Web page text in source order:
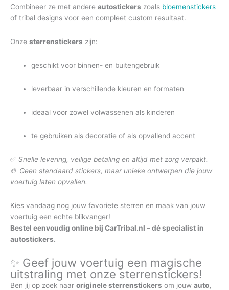
Combineer ze met andere autostickers zoals bloemenstickers
of tribal designs voor een compleet custom resultaat.
Onze sterrenstickers zijn:
geschikt voor binnen- en buitengebruik
leverbaar in verschillende kleuren en formaten
ideaal voor zowel volwassenen als kinderen
te gebruiken als decoratie of als opvallend accent
✅ Snelle levering, veilige betaling en altijd met zorg verpakt.
🎨 Geen standaard stickers, maar unieke ontwerpen die jouw
voertuig laten opvallen.
Kies vandaag nog jouw favoriete sterren en maak van jouw
voertuig een echte blikvanger!
Bestel eenvoudig online bij CarTribal.nl – dé specialist in
autostickers.
✨ Geef jouw voertuig een magische
uitstraling met onze sterrenstickers!
Ben jij op zoek naar originele sterrenstickers om jouw auto,